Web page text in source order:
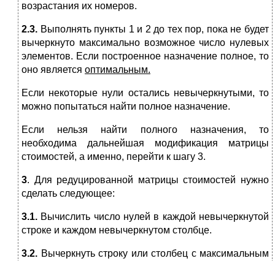
возрастания их номеров.
2.3. Выполнять пункты 1 и 2 до тех пор, пока не будет
вычеркнуто максимально возможное число нулевых
элементов. Если построенное назначение полное, то
оно является оптимальным.
Если некоторые нули остались невычеркнутыми, то
можно попытаться найти полное назначение.
Если нельзя найти полного назначения, то
необходима дальнейшая модификация матрицы
стоимостей, а именно, перейти к шагу 3.
3. Для редуцированной матрицы стоимостей нужно
сделать следующее:
3.1. Вычислить число нулей в каждой невычеркнутой
строке и каждом невычеркнутом столбце.
3.2. Вычеркнуть строку или столбец с максимальным